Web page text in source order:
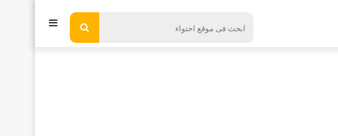
ابحث إضافة